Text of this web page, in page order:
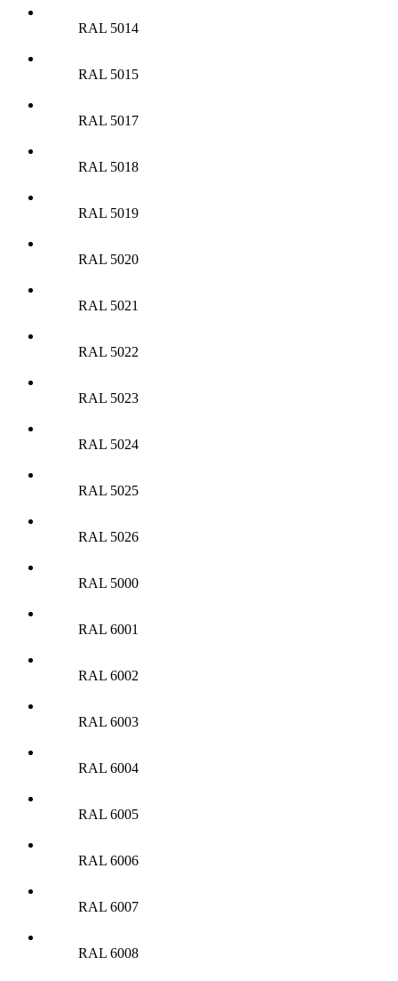
RAL 5014
RAL 5015
RAL 5017
RAL 5018
RAL 5019
RAL 5020
RAL 5021
RAL 5022
RAL 5023
RAL 5024
RAL 5025
RAL 5026
RAL 5000
RAL 6001
RAL 6002
RAL 6003
RAL 6004
RAL 6005
RAL 6006
RAL 6007
RAL 6008